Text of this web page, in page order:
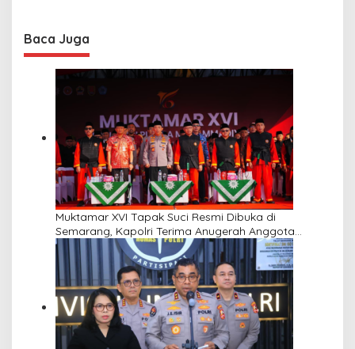
Baca Juga
Muktamar XVI Tapak Suci Resmi Dibuka di
Semarang, Kapolri Terima Anugerah Anggota
Kehormatan